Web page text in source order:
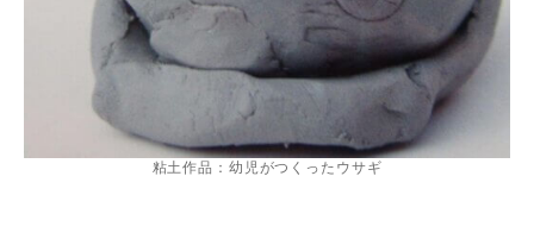
粘土作品：幼児がつくったウサギ